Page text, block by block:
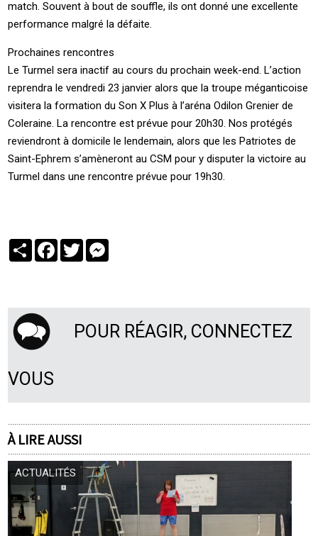
match. Souvent à bout de souffle, ils ont donné une excellente
performance malgré la défaite.
Prochaines rencontres
Le Turmel sera inactif au cours du prochain week-end. L’action
reprendra le vendredi 23 janvier alors que la troupe méganticoise
visitera la formation du Son X Plus à l’aréna Odilon Grenier de
Coleraine. La rencontre est prévue pour 20h30. Nos protégés
reviendront à domicile le lendemain, alors que les Patriotes de
Saint-Ephrem s’amèneront au CSM pour y disputer la victoire au
Turmel dans une rencontre prévue pour 19h30.
PartagerFacebook
Twitter
POUR RÉAGIR, CONNECTEZ
VOUS
À LIRE AUSSI
ACTUALITÉS